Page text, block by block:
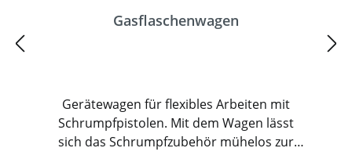
Gasflaschenwagen
Gerätewagen für flexibles Arbeiten mit
Schrumpfpistolen. Mit dem Wagen lässt
sich das Schrumpfzubehör mühelos zur